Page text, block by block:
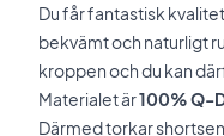
Du får fantastisk
bekvämt och naturligt
kroppen och du kan
Materialet är100% Q-
Därmed torkar